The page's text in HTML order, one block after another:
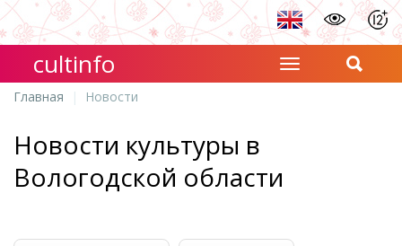
cultinfo
Главная Новости
Новости культуры в
Вологодской области